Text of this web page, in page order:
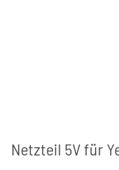
Netzteil 5V für